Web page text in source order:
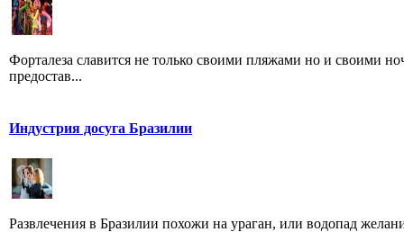
Форталеза славится не только своими пляжами но и своими
предостав...
Индустрия досуга Бразилии
Развлечения в Бразилии похожи на ураган, или водопад